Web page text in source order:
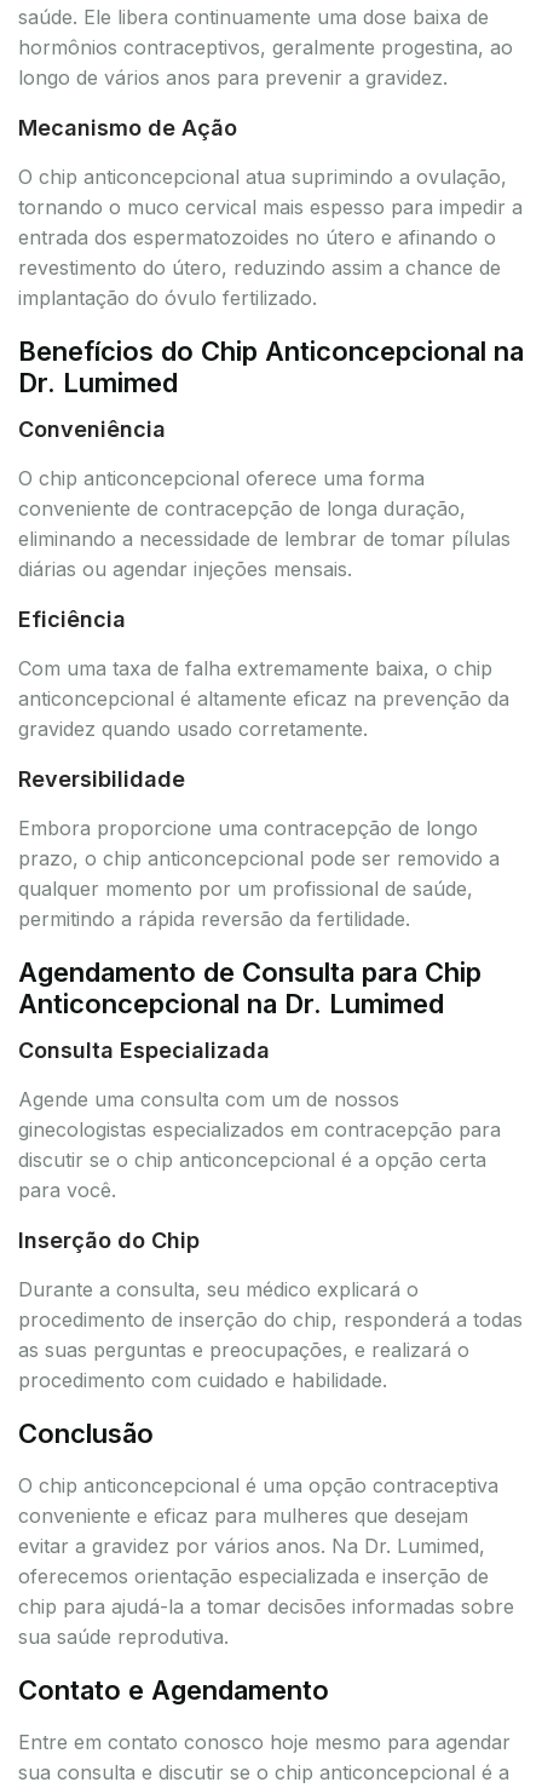
saúde. Ele libera continuamente uma dose baixa de
hormônios contraceptivos, geralmente progestina, ao
longo de vários anos para prevenir a gravidez.
Mecanismo de Ação
O chip anticoncepcional atua suprimindo a ovulação,
tornando o muco cervical mais espesso para impedir a
entrada dos espermatozoides no útero e afinando o
revestimento do útero, reduzindo assim a chance de
implantação do óvulo fertilizado.
Benefícios do Chip Anticoncepcional na
Dr. Lumimed
Conveniência
O chip anticoncepcional oferece uma forma
conveniente de contracepção de longa duração,
eliminando a necessidade de lembrar de tomar pílulas
diárias ou agendar injeções mensais.
Eficiência
Com uma taxa de falha extremamente baixa, o chip
anticoncepcional é altamente eficaz na prevenção da
gravidez quando usado corretamente.
Reversibilidade
Embora proporcione uma contracepção de longo
prazo, o chip anticoncepcional pode ser removido a
qualquer momento por um profissional de saúde,
permitindo a rápida reversão da fertilidade.
Agendamento de Consulta para Chip
Anticoncepcional na Dr. Lumimed
Consulta Especializada
Agende uma consulta com um de nossos
ginecologistas especializados em contracepção para
discutir se o chip anticoncepcional é a opção certa
para você.
Inserção do Chip
Durante a consulta, seu médico explicará o
procedimento de inserção do chip, responderá a todas
as suas perguntas e preocupações, e realizará o
procedimento com cuidado e habilidade.
Conclusão
O chip anticoncepcional é uma opção contraceptiva
conveniente e eficaz para mulheres que desejam
evitar a gravidez por vários anos. Na Dr. Lumimed,
oferecemos orientação especializada e inserção de
chip para ajudá-la a tomar decisões informadas sobre
sua saúde reprodutiva.
Contato e Agendamento
Entre em contato conosco hoje mesmo para agendar
sua consulta e discutir se o chip anticoncepcional é a